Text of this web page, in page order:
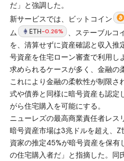
だ」と強調した。
新サービスでは、ビットコイン
ム
ETH-0.26%
、ステーブルコ
を、清算せずに資産確認と収入推
号資産を住宅ローン審査で利用し
求められるケースが多く、金融の
これにより金融の柔軟性が制限さ
式や債券と同様に暗号資産も認定
がら住宅購入を可能にする。
ニューレズの最高商業責任者レス
暗号資産市場は3兆ドルを超え、
資家の推定45%が暗号資産を保有
の住宅購入者だ」と指摘した。同